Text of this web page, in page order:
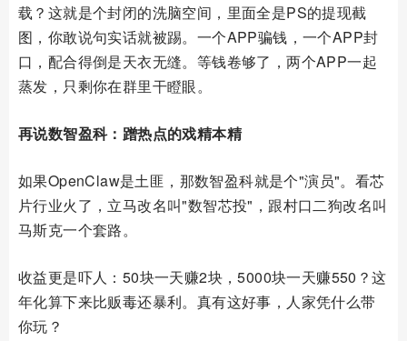
载？这就是个封闭的洗脑空间，里面全是PS的提现截
图，你敢说句实话就被踢。一个APP骗钱，一个APP封
口，配合得倒是天衣无缝。等钱卷够了，两个APP一起
蒸发，只剩你在群里干瞪眼。
再说数智盈科：蹭热点的戏精本精
如果OpenClaw是土匪，那数智盈科就是个"演员"。看芯
片行业火了，立马改名叫"数智芯投"，跟村口二狗改名叫
马斯克一个套路。
收益更是吓人：50块一天赚2块，5000块一天赚550？这
年化算下来比贩毒还暴利。真有这好事，人家凭什么带
你玩？